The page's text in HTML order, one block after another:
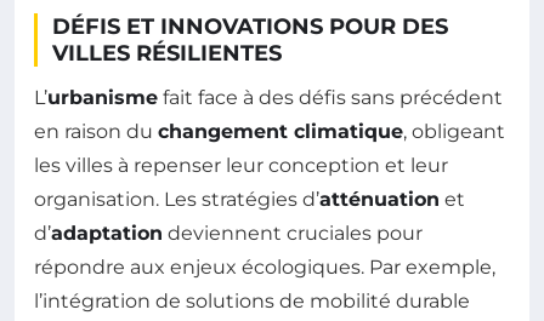
DÉFIS ET INNOVATIONS POUR DES
VILLES RÉSILIENTES
L’urbanisme fait face à des défis sans précédent
en raison du changement climatique, obligeant
les villes à repenser leur conception et leur
organisation. Les stratégies d’atténuation et
d’adaptation deviennent cruciales pour
répondre aux enjeux écologiques. Par exemple,
l’intégration de solutions de mobilité durable